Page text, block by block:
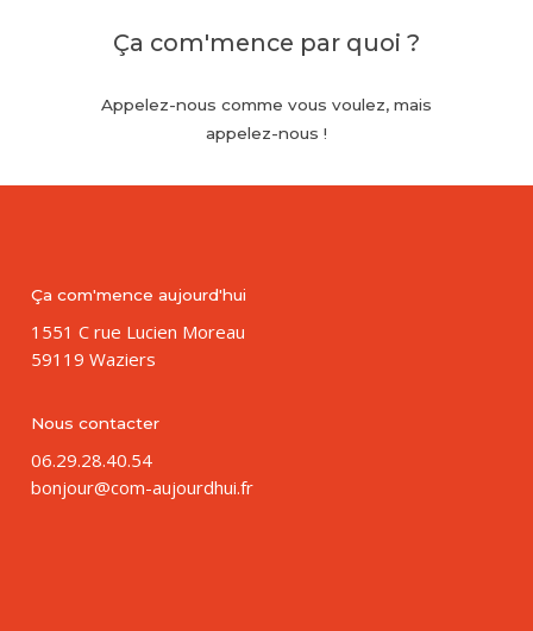
Ça com'mence par quoi ?
Appelez-nous comme vous voulez, mais
appelez-nous !
Ça com'mence aujourd'hui
1551 C rue Lucien Moreau
59119 Waziers
Nous contacter
06.29.28.40.54
bonjour@com-aujourdhui.fr